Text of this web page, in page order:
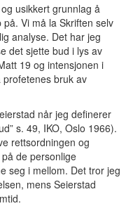
usikkert grunnlag å
Vi må la Skriften selv
analyse. Det har jeg
det sjette bud i lys av
19 og intensjonen i
bruk av
når jeg definerer
s. 49, IKO, Oslo 1966).
rettsordningen og
de personlige
seg i mellom. Det tror jeg
mens Seierstad